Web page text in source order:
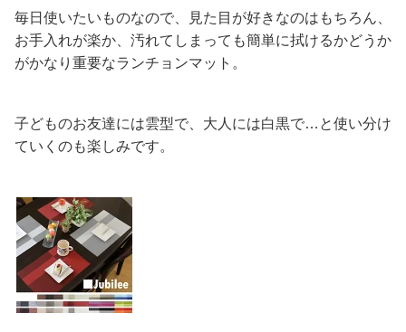
毎日使いたいものなので、見た目が好きなのはもちろん、
お手入れが楽か、汚れてしまっても簡単に拭けるかどうか
がかなり重要なランチョンマット。
子どものお友達には雲型で、大人には白黒で…と使い分け
ていくのも楽しみです。